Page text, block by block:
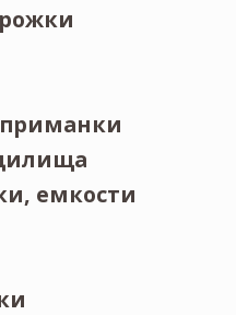
емкости